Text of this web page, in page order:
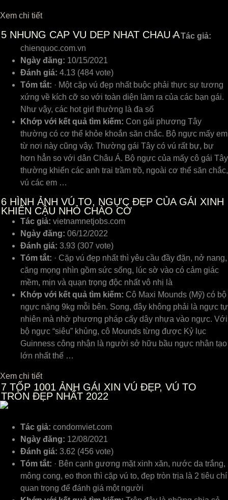
Xem chi tiết
5 NHUNG CAP VU DEP NHAT CHAU ATác giả:
chienquoc.com.vn
Ngày đăng: 10/15/2021
Đánh giá: 4.13 (484 vote)
Tóm tắt: · Một cặp vú đẹp nhất buộc phải thực sự tương
xứng về kích cỡ so với toàn diện làm ra của các bạn gái.
Như vậy, các hot girl thường là đa số
Khớp với kết quả tìm kiếm: Con gái phương Tây
thường có cơ thể khỏe khoắn săn chắc. Bộ ngực mấy em
từ nơi này cũng vậy. Thường gái Tây có vú rất bự, bự
hơn hẳn so với dân Châu Á. Bộ ngực của mấy cô gái Tây
thường khiến các anh trai trầm trồ, ngoài cơ thể săn chắc,
vú các em …
6 HÌNH ẢNH VÚ TO, NGỰC ĐẸP CỦA GÁI XINH
KHIẾN CẬU NHỎ CHÀO CỜ
Tác giả: vietnamnetjobs.com
Ngày đăng: 06/12/2022
Đánh giá: 3.93 (307 vote)
Tóm tắt: · Cặp vú đẹp nhất thì yêu cầu đầy đặn, nở nang,
căng mọng nhìn gồm sức sống, lúc sờ vào có cảm giác
mềm, mịn và quạn trọng độc nhất vô nhị là
Khớp với kết quả tìm kiếm: Cô Maxi Mounds (Mỹ) có bộ
ngực nặng 9kg mỗi bên. Song, đây không phải là ngực tự
nhiên mà nhờ phương pháp cấy dây nhựa vào ngực. Với
bộ ngực “siêu” khủng, cô Mounds từng được Kỷ lục
Guinness công nhận là người sở hữu bầu ngực nhân tạo
lớn nhất thế …
Xem chi tiết
7 TỐP 1001 ẢNH GÁI XIN VÚ ĐẸP, VÚ TO
TRÒN ĐẸP NHẤT 2022
Tác giả: condomviet.com
Ngày đăng: 12/08/2021
Đánh giá: 3.62 (456 vote)
Tóm tắt: · Bên cạnh gương mặt xinh xăn, nước da trắng,
mông cong, eo thon thì cặp vú to, đẹp tròn trịa là 2 tiêu chí
quan trọng để đánh giá một người